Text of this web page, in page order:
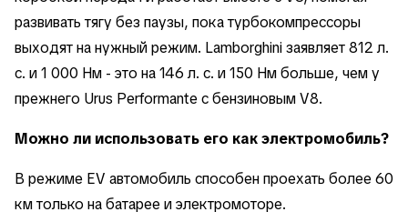
развивать тягу без паузы, пока турбокомпрессоры
выходят на нужный режим. Lamborghini заявляет 812 л.
с. и 1 000 Нм - это на 146 л. с. и 150 Нм больше, чем у
прежнего Urus Performante с бензиновым V8.
Можно ли использовать его как электромобиль?
В режиме EV автомобиль способен проехать более 60
км только на батарее и электромоторе.